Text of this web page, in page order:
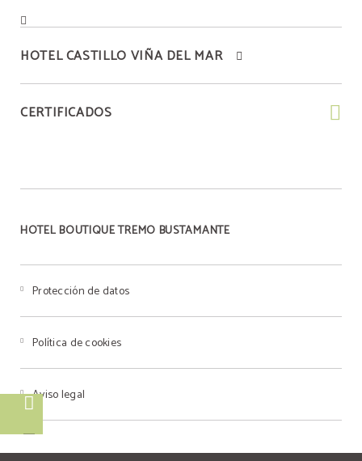
HOTEL CASTILLO VIÑA DEL MAR
CERTIFICADOS
HOTEL BOUTIQUE TREMO BUSTAMANTE
Protección de datos
Política de cookies
Aviso legal